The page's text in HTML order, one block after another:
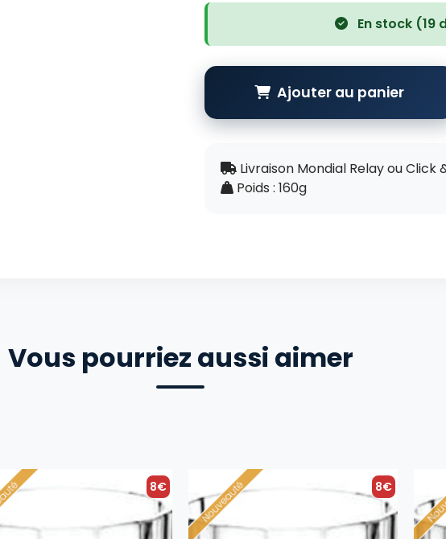
En stock (19
Ajouter au panier
Livraison Mondial Relay ou Click
Poids : 160g
Vous pourriez aussi aimer
8€ 8€